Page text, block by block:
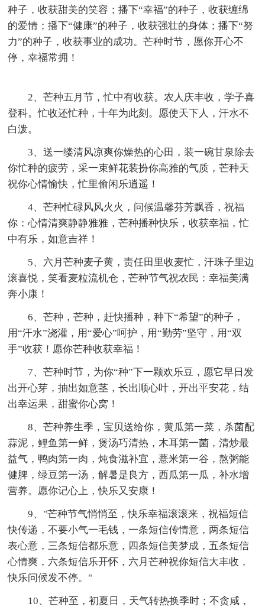
种子，收获甜美的笑容；播下“幸福”的种子，收获缠绵
的爱情；播下“健康”的种子，收获强壮的身体；播下“努
力”的种子，收获事业的成功。芒种时节，愿你开心不
停，幸福常拥！
2、芒种五月节，忙中有收获。农人庆丰收，学子喜
登科。忙收还忙种，十年为此刻。愿使天下人，汗水不
白泼。
3、送一缕清风凉爽你燥热的心田，装一碗甘泉除去
你忙种的疲劳，采一束鲜花装扮你高雅的气质，芒种天
祝你心情愉快，忙里偷闲乐逍遥！
4、芒种忙碌风风火火，问候温馨芬芳飘香，祝福
你：心情清爽静静雅雅，芒种播种快乐，收获幸福，忙
中有乐，如意吉祥！
5、六月芒种麦子黄，责任田里收麦忙，汗珠子里边
滚喜悦，笑看麦粒流机仓，芒种节气祝农民：幸福美满
奔小康！
6、芒种，芒种，赶快播种，种下“希望”的种子，
用“汗水”浇灌，用“爱心”呵护，用“勤劳”坚守，用“双
手”收获！愿你芒种收获幸福！
7、芒种时节，为你“种”下一颗欢乐豆，愿它早日发
出开心芽，抽出如意茎，长出顺心叶，开出平安花，结
出幸运果，甜蜜你心窝！
8、芒种养生季，宝贝送给你，黄瓜第一菜，杀菌配
蒜泥，鲤鱼第一鲜，煲汤巧清热，木耳第一菌，清炒最
益气，鸭肉第一肉，炖食滋补宜，薏米第一谷，熬粥能
健脾，绿豆第一汤，解暑是良方，西瓜第一瓜，补水增
营养。愿你记心上，快乐又安康！
9、"芒种节气悄悄至，快乐幸福滚滚来，祝福短信
快传递，不要小气一毛钱，一条短信传情意，两条短信
表心意，三条短信都乐意，四条短信美梦成，五条短信
心情爽，六条短信乐开怀，六月芒种祝你短信大丰收，
快乐问候发不停。"
10、芒种至，初夏日，天气转热换季时；不贪咸，